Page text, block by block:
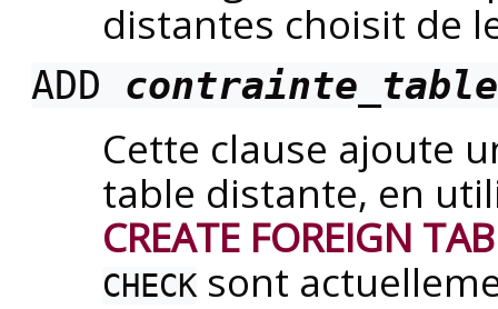
distantes choisit de
ADD contrainte_table
Cette clause ajoute
table distante, en
CREATE FOREIGN
CHECK sont